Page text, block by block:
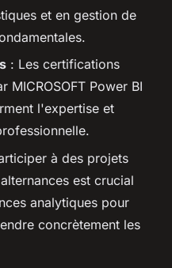
et en gestion de
: Les certifications
MICROSOFT Power BI
l'expertise et
à des projets
est crucial
analytiques pour
concrètement les